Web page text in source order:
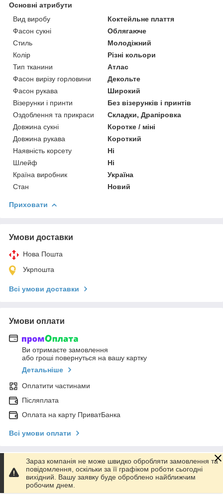
Основні атрибути
Вид виробу
Коктейльне плаття
Фасон сукні
Облягаюче
Стиль
Молодіжний
Колір
Різні кольори
Тип тканини
Атлас
Фасон вирізу горловини
Декольте
Фасон рукава
Широкий
Візерунки і принти
Без візерунків і принтів
Оздоблення та прикраси
Складки, Драпіровка
Довжина сукні
Коротке / міні
Довжина рукава
Короткий
Наявність корсету
Ні
Шлейф
Ні
Країна виробник
Україна
Стан
Новий
Приховати
Умови доставки
Нова Пошта
Укрпошта
Всі умови доставки
Умови оплати
Ви отримаєте замовлення
або гроші повернуться на вашу картку
Детальніше
Оплатити частинами
Післяплата
Оплата на карту ПриватБанка
Всі умови оплати
Умови повернення
Повернення товару впродовж 14 днів за рахунок покупця
Зараз компанія не може швидко обробляти замовлення та
повідомлення, оскільки за її графіком роботи сьогодні
вихідний. Вашу заявку буде оброблено найближчим
робочим днем.